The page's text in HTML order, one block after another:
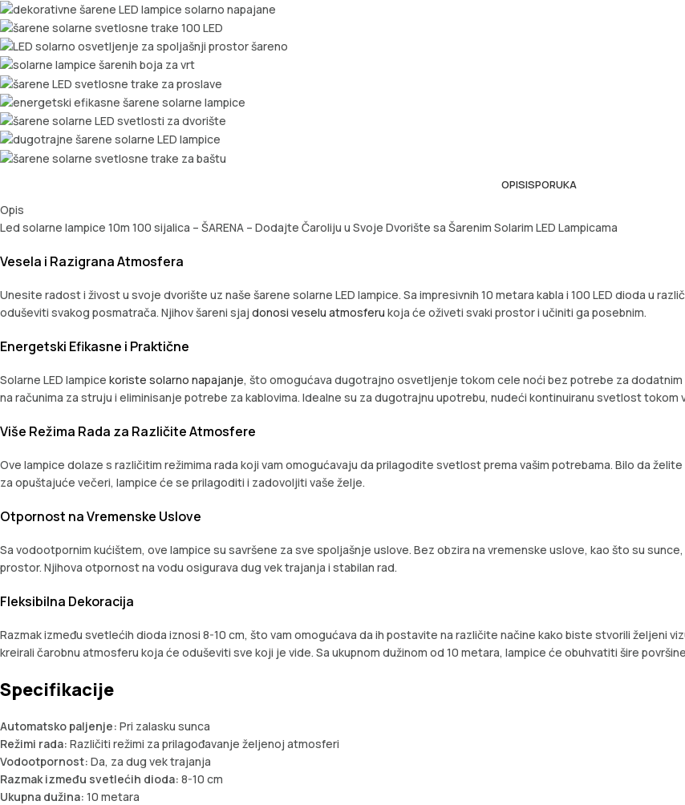
OPISISPORUKA
Opis
Led solarne lampice 10m 100 sijalica – ŠARENA – Dodajte Čaroliju u Svoje Dvorište sa Šarenim Solarim LED Lampicama
Vesela i Razigrana Atmosfera
Unesite radost i živost u svoje dvorište uz naše šarene solarne LED lampice. Sa impresivnih 10 metara kabla i 100 LED dioda u
oduševiti svakog posmatrača. Njihov šareni sjaj donosi veselu atmosferu koja će oživeti svaki prostor i učiniti ga posebnim.
Energetski Efikasne i Praktične
Solarne LED lampice koriste solarno napajanje, što omogućava dugotrajno osvetljenje tokom cele noći bez potrebe za
na računima za struju i eliminisanje potrebe za kablovima. Idealne su za dugotrajnu upotrebu, nudeći kontinuiranu svetlost tokom
Više Režima Rada za Različite Atmosfere
Ove lampice dolaze s različitim režimima rada koji vam omogućavaju da prilagodite svetlost prema vašim potrebama. Bilo da
za opuštajuće večeri, lampice će se prilagoditi i zadovoljiti vaše želje.
Otpornost na Vremenske Uslove
Sa vodootpornim kućištem, ove lampice su savršene za sve spoljašnje uslove. Bez obzira na vremenske uslove, kao što su
prostor. Njihova otpornost na vodu osigurava dug vek trajanja i stabilan rad.
Fleksibilna Dekoracija
Razmak između svetlećih dioda iznosi 8-10 cm, što vam omogućava da ih postavite na različite načine kako biste stvorili željeni
kreirali čarobnu atmosferu koja će oduševiti sve koji je vide. Sa ukupnom dužinom od 10 metara, lampice će obuhvatiti šire
Specifikacije
Automatsko paljenje: Pri zalasku sunca
Režimi rada: Različiti režimi za prilagođavanje željenoj atmosferi
Vodootpornost: Da, za dug vek trajanja
Razmak između svetlećih dioda: 8-10 cm
Ukupna dužina: 10 metara